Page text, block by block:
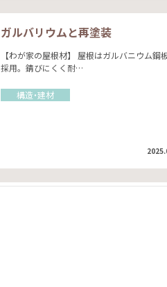
ガルバリウムと再塗装
【わが家の屋根材】 屋根はガルバニウム鋼
採用。錆びにくく耐…
構造・建材